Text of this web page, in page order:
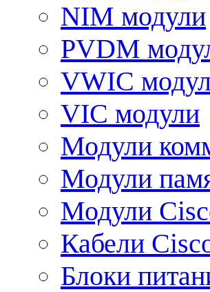
NIM модули
PVDM
VWIC
VIC модули
Модули
Модули
Модули
Кабели
Блоки